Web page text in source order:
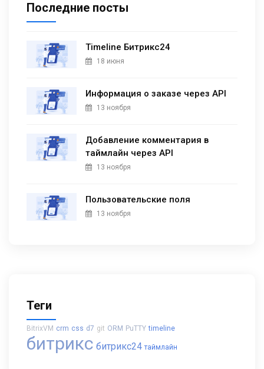
Последние посты
Timeline Битрикс24
18 июня
Информация о заказе через API
13 ноября
Добавление комментария в
таймлайн через API
13 ноября
Пользовательские поля
13 ноября
Теги
BitrixVM crm css d7 git ORM PuTTY timeline
битрикс битрикс24 таймлайн